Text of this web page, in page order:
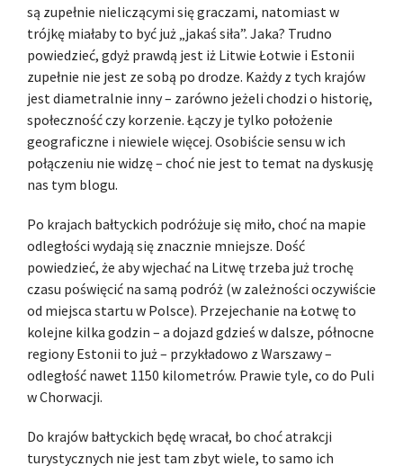
są zupełnie nieliczącymi się graczami, natomiast w
trójkę miałaby to być już „jakaś siła”. Jaka? Trudno
powiedzieć, gdyż prawdą jest iż Litwie Łotwie i Estonii
zupełnie nie jest ze sobą po drodze. Każdy z tych krajów
jest diametralnie inny – zarówno jeżeli chodzi o historię,
społeczność czy korzenie. Łączy je tylko położenie
geograficzne i niewiele więcej. Osobiście sensu w ich
połączeniu nie widzę – choć nie jest to temat na dyskusję
nas tym blogu.
Po krajach bałtyckich podróżuje się miło, choć na mapie
odległości wydają się znacznie mniejsze. Dość
powiedzieć, że aby wjechać na Litwę trzeba już trochę
czasu poświęcić na samą podróż (w zależności oczywiście
od miejsca startu w Polsce). Przejechanie na Łotwę to
kolejne kilka godzin – a dojazd gdzieś w dalsze, północne
regiony Estonii to już – przykładowo z Warszawy –
odległość nawet 1150 kilometrów. Prawie tyle, co do Puli
w Chorwacji.
Do krajów bałtyckich będę wracał, bo choć atrakcji
turystycznych nie jest tam zbyt wiele, to samo ich